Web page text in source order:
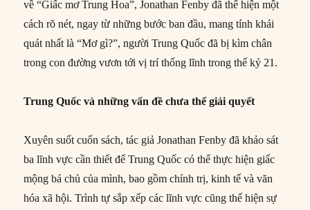
về “Giấc mơ Trung Hoa”, Jonathan Fenby đã thể hiện một
cách rõ nét, ngay từ những bước ban đầu, mang tính khái
quát nhất là “Mơ gì?”, người Trung Quốc đã bị kìm chân
trong con đường vươn tới vị trí thống lĩnh trong thế kỷ 21.
Trung Quốc và những vấn đề chưa thể giải quyết
Xuyên suốt cuốn sách, tác giả Jonathan Fenby đã khảo sát
ba lĩnh vực cần thiết để Trung Quốc có thể thực hiện giấc
mộng bá chủ của mình, bao gồm chính trị, kinh tế và văn
hóa xã hội. Trình tự sắp xếp các lĩnh vực cũng thể hiện sự